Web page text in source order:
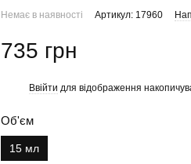
Немає в наявності Артикул: 17960
735 грн
Ввійти для відображення
Об'єм
15 мл